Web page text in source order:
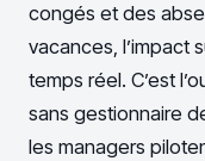
congés et des
vacances, l’impact
temps réel. C’est
sans gestionnaire
les managers